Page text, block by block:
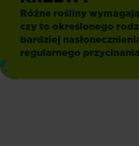
Różne rośliny
czy to określonego
bardziej
regularnego